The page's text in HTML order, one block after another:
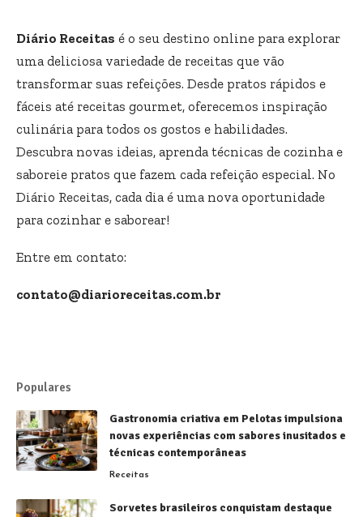
Diário Receitas é o seu destino online para explorar
uma deliciosa variedade de receitas que vão
transformar suas refeições. Desde pratos rápidos e
fáceis até receitas gourmet, oferecemos inspiração
culinária para todos os gostos e habilidades.
Descubra novas ideias, aprenda técnicas de cozinha e
saboreie pratos que fazem cada refeição especial. No
Diário Receitas, cada dia é uma nova oportunidade
para cozinhar e saborear!
Entre em contato:
contato@diarioreceitas.com.br
Populares
Gastronomia criativa em Pelotas impulsiona
novas experiências com sabores inusitados e
técnicas contemporâneas
Receitas
Sorvetes brasileiros conquistam destaque